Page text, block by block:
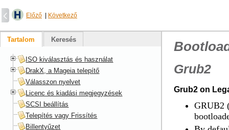
Előző Következő
Grub2
Grub2 on
GRUB2
Tartalom Keresés
ISO kiválasztás és használat
DrakX, a Mageia telepítő
Válasszon nyelvet
Licenc és kiadási megjegyzések
SCSI beállítás
Telepítés vagy Frissítés
Billentyűzet